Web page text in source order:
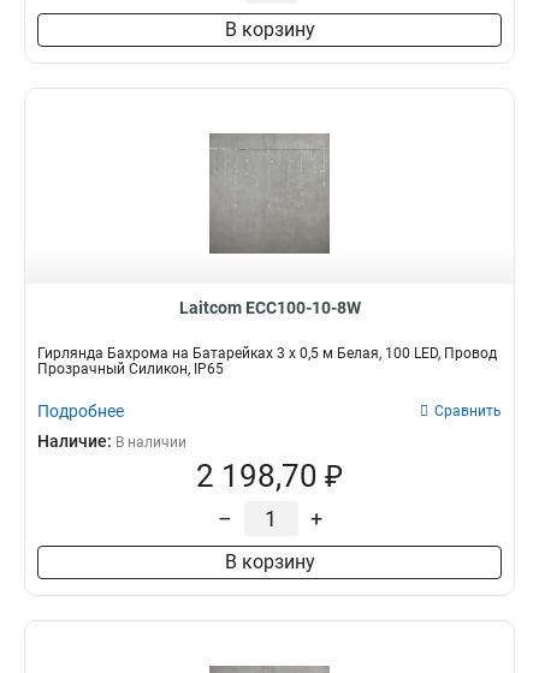
В корзину
Laitcom ECC100-10-8W
Гирлянда Бахрома на Батарейках 3 x 0,5 м Белая, 100 LED, Провод
Прозрачный Силикон, IP65
Подробнее Сравнить
Наличие: В наличии
2 198,70 ₽
– +
В корзину